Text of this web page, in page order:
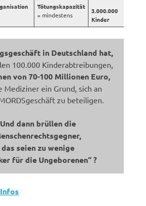
Tötungskapazität
= mindestens
3.000.000
Kinder
in Deutschland hat,
100.000 Kinderabtreibungen,
von 70-100 Millionen Euro,
Mediziner ein Grund, sich an
zu beteiligen.
Und dann brüllen die
das seien zu wenige
für die Ungeborenen“ ?